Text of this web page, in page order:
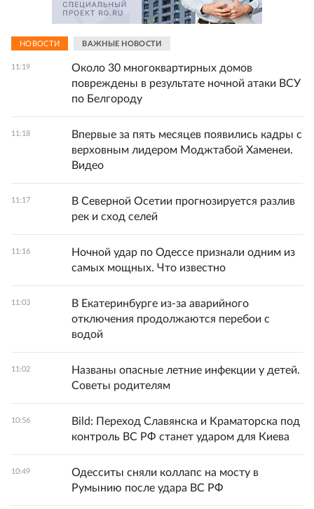
НОВОСТИ ВАЖНЫЕ НОВОСТИ
11:19
Около 30 многоквартирных домов
повреждены в результате ночной атаки ВСУ
по Белгороду
11:18
Впервые за пять месяцев появились кадры с
верховным лидером Моджтабой Хаменеи.
Видео
11:17
В Северной Осетии прогнозируется разлив
рек и сход селей
11:16
Ночной удар по Одессе признали одним из
самых мощных. Что известно
11:03
В Екатеринбурге из-за аварийного
отключения продолжаются перебои с
водой
11:02
Названы опасные летние инфекции у детей.
Советы родителям
10:56
Bild: Переход Славянска и Краматорска под
контроль ВС РФ станет ударом для Киева
10:49
Одесситы сняли коллапс на мосту в
Румынию после удара ВС РФ